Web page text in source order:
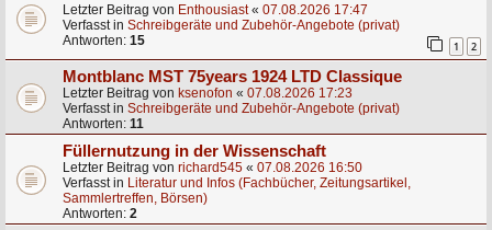
Letzter Beitrag von Enthousiast« 07.08.2026 17:47
Verfasst in Schreibgeräte und Zubehör-Angebote (privat)
Antworten: 15 1 2
Montblanc MST 75years 1924 LTD Classique
Letzter Beitrag von ksenofon « 07.08.2026 17:23
Verfasst in Schreibgeräte und Zubehör-Angebote (privat)
Antworten: 11
Füllernutzung in der Wissenschaft
Letzter Beitrag von richard545 « 07.08.2026 16:50
Verfasst in Literatur und Infos (Fachbücher, Zeitungsartikel,
Sammlertreffen, Börsen)
Antworten: 2